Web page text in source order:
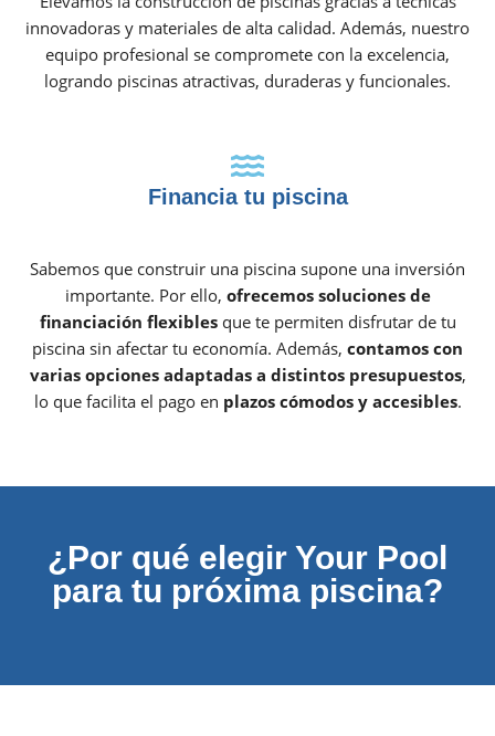
innovadoras y materiales de alta calidad. Además, nuestro
equipo profesional se compromete con la excelencia,
logrando piscinas atractivas, duraderas y funcionales.
Financia tu piscina
Sabemos que construir una piscina supone una inversión
importante. Por ello, ofrecemos soluciones de
financiación flexiblesque te permiten disfrutar de tu
piscina sin afectar tu economía. Además, contamos con
varias opciones adaptadas a distintos presupuestos,
lo que facilita el pago en plazos cómodos y accesibles.
¿Por qué elegir Your Pool
para tu próxima piscina?